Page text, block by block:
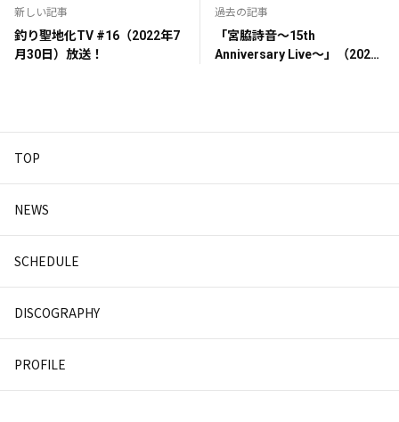
新しい記事
釣り聖地化TV #16（2022年7
月30日）放送！
過去の記事
「宮脇詩音～15th
Anniversary Live～」（2022
TOP
NEWS
SCHEDULE
DISCOGRAPHY
PROFILE